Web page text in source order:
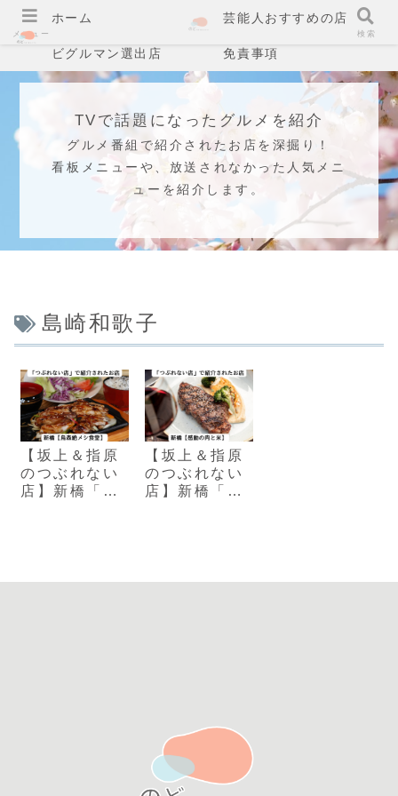
ホーム 芸能人おすすめの店
ビグルマン選出店 免責事項
TVで話題になったグルメを紹介
グルメ番組で紹介されたお店を深掘り！
看板メニューや、放送されなかった人気メニ
ューを紹介します。
島崎和歌子
【坂上＆指原
のつぶれない
店】新橋「烏
【坂上＆指原
のつぶれない
店】新橋「感
メニュー 検索